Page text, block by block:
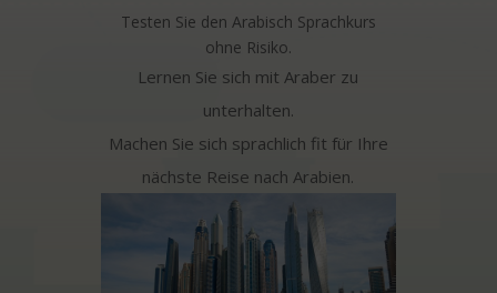
Testen Sie den Arabisch Sprachkurs
ohne Risiko.
Lernen Sie sich mit Araber zu
unterhalten.
Machen Sie sich sprachlich fit für Ihre
nächste Reise nach Arabien.